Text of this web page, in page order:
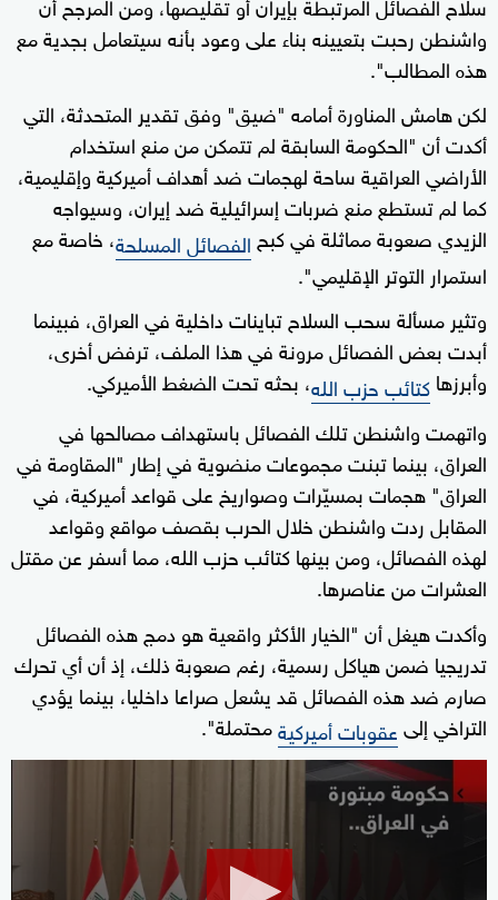
واشنطن رحبت بتعيينه بناء على وعود بأنه سيتعامل بجدية مع
هذه المطالب".
لكن هامش المناورة أمامه "ضيق" وفق تقدير المتحدثة، التي
أكدت أن "الحكومة السابقة لم تتمكن من منع استخدام
الأراضي العراقية ساحة لهجمات ضد أهداف أميركية وإقليمية،
كما لم تستطع منع ضربات إسرائيلية ضد إيران، وسيواجه
الزيدي صعوبة مماثلة في كبحالفصائل المسلحة، خاصة مع
استمرار التوتر الإقليمي".
وتثير مسألة سحب السلاح تباينات داخلية في العراق، فبينما
أبدت بعض الفصائل مرونة في هذا الملف، ترفض أخرى،
وأبرزهاكتائب حزب الله، بحثه تحت الضغط الأميركي.
واتهمت واشنطن تلك الفصائل باستهداف مصالحها في
العراق، بينما تبنت مجموعات منضوية في إطار "المقاومة في
العراق" هجمات بمسيّرات وصواريخ على قواعد أميركية، في
المقابل ردت واشنطن خلال الحرب بقصف مواقع وقواعد
لهذه الفصائل، ومن بينها كتائب حزب الله، مما أسفر عن مقتل
العشرات من عناصرها.
وأكدت هيغل أن "الخيار الأكثر واقعية هو دمج هذه الفصائل
تدريجيا ضمن هياكل رسمية، رغم صعوبة ذلك، إذ أن أي تحرك
صارم ضد هذه الفصائل قد يشعل صراعا داخليا، بينما يؤدي
التراخي إلىعقوبات أميركيةمحتملة".